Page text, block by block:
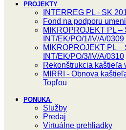
PROJEKTY
INTERREG PL - SK
Fond na podporu
MIKROPROJEKT PL –
INT/EK/PO/1/IV/A/0309
MIKROPROJEKT PL –
INT/EK/PO/3/IV/A/0310
Rekonštrukcia kaštieľa
MIRRI - Obnova
Topľou
PONUKA
Služby
Predaj
Virtuálne prehliadky